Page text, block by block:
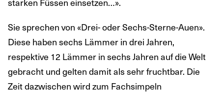
Sie sprechen von «Drei- oder Sechs-Sterne-Auen».
Diese haben sechs Lämmer in drei Jahren,
respektive 12 Lämmer in sechs Jahren auf die Welt
gebracht und gelten damit als sehr fruchtbar. Die
Zeit dazwischen wird zum Fachsimpeln